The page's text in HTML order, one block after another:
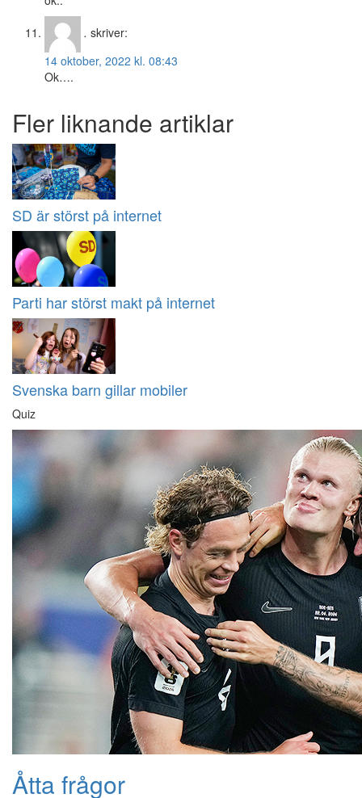
. skriver:
14 oktober, 2022 kl. 08:43
Ok….
Fler liknande artiklar
SD är störst på internet
Parti har störst makt på internet
Svenska barn gillar mobiler
Quiz
Åtta frågor